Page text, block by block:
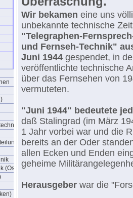
(Ost)
Wir bekamen eine uns
unbekannte technische
"Telegraphen-
und Fernseh-Technik"
Juni 1944 gespendet, in
veröffentlichte technische
über das Fernsehen von
vermuteten.
"Juni 1944" bedeutete
daß Stalingrad (im März
1 Jahr vorbei war und die
bereits an der Oder
allen Ecken und Enden
geheime
Herausgeber war die